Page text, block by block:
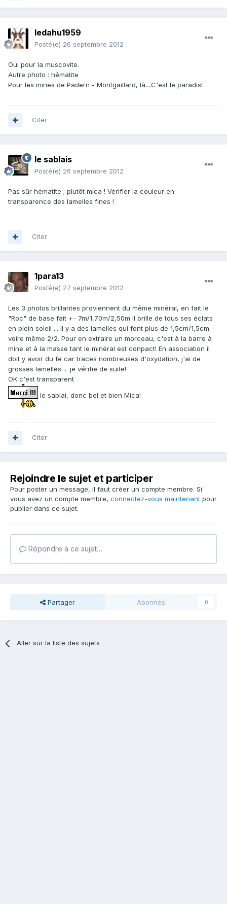
ledahu1959
Posté(e) 26 septembre 2012
Oui pour la muscovite.
Autre photo : hématite
Pour les mines de Padern - Montgaillard, là....C'est le paradis!
Citer
le sablais
Posté(e) 26 septembre 2012
Pas sûr hématite ; plutôt mica ! Vérifier la couleur en
transparence des lamelles fines !
Citer
1para13
Posté(e) 27 septembre 2012
Les 3 photos brillantes proviennent du même minéral, en fait le
"Roc" de base fait +- 7m/1,70m/2,50m il brille de tous ses éclats
en plein soleil ... il y a des lamelles qui font plus de 1,5cm/1,5cm
voire même 2/2. Pour en extraire un morceau, c'est à la barre à
mine et à la masse tant le minéral est conpact! En association il
doit y avoir du fe car traces nombreuses d'oxydation, j'ai de
grosses lamelles ... je vérifie de suite!
OK c'est transparent
le sablai, donc bel et bien Mica!
Citer
Rejoindre le sujet et participer
Pour poster un message, il faut créer un compte membre. Si
vous avez un compte membre, connectez-vous maintenant pour
publier dans ce sujet.
Répondre à ce sujet…
Partager Abonnés 0
Aller sur la liste des sujets